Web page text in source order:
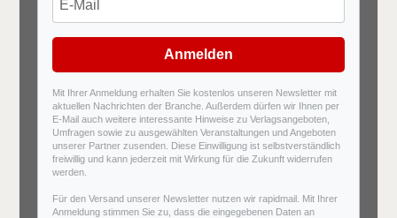
Anmelden
Mit Ihrer Anmeldung erhalten Sie kostenlos unseren Newsletter mit
aktuellen Nachrichten der Branche. Außerdem dürfen wir Ihnen per
E-Mail auch weitere interessante Hinweise zu Verlagsangeboten,
Umfragen sowie zu ausgewählten Veranstaltungen und Angeboten
unserer Partner zusenden. Diese Einwilligung ist selbstverständlich
freiwillig und kann jederzeit mit Wirkung für die Zukunft widerrufen
werden.
Für den Versand unserer Newsletter nutzen wir rapidmail. Mit Ihrer
Anmeldung stimmen Sie zu, dass die eingegebenen Daten an